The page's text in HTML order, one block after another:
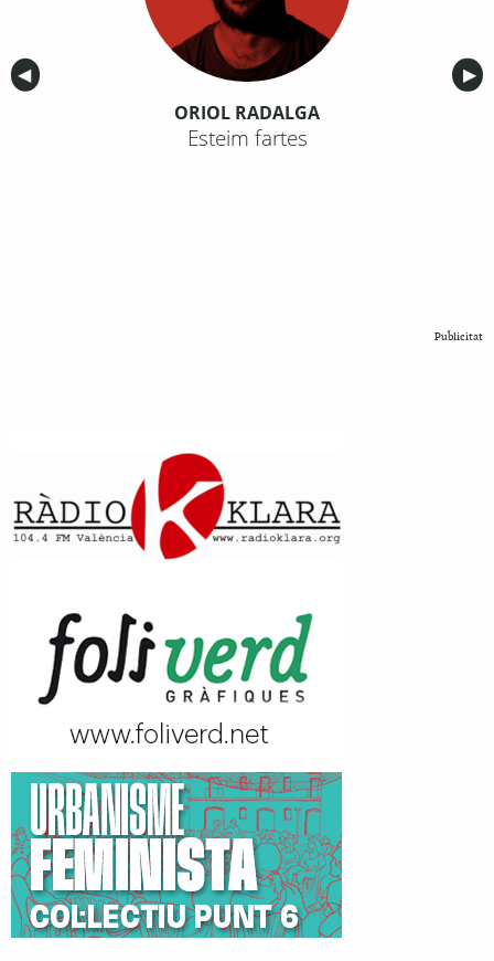
Anterior
◀︎ ▶︎
ORIOL RADALGA
Esteim fartes
Publicitat